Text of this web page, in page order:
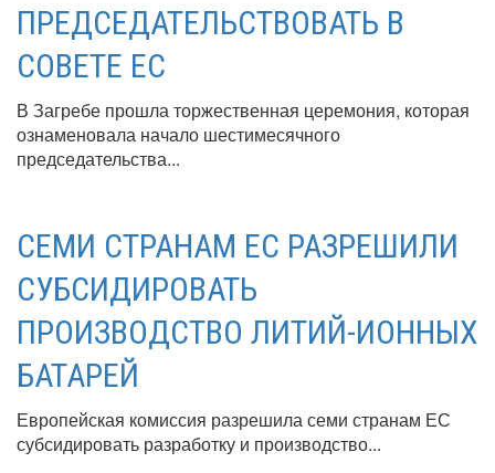
ПРЕДСЕДАТЕЛЬСТВОВАТЬ В
СОВЕТЕ ЕС
В Загребе прошла торжественная церемония, которая
ознаменовала начало шестимесячного
председательства...
СЕМИ СТРАНАМ ЕС РАЗРЕШИЛИ
СУБСИДИРОВАТЬ
ПРОИЗВОДСТВО ЛИТИЙ-ИОННЫХ
БАТАРЕЙ
Европейская комиссия разрешила семи странам ЕС
субсидировать разработку и производство...